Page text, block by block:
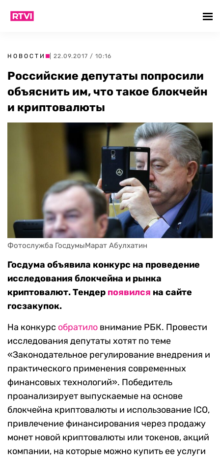
НОВОСТИ | 22.09.2017 / 10:16
Российские депутаты попросили
объяснить им, что такое блокчейн
и криптовалюты
Фотослужба ГосдумыМарат Абулхатин
Госдума объявила конкурс на проведение
исследования блокчейна и рынка
криптовалют. Тендер появился на сайте
госзакупок.
На конкурс обратило внимание РБК. Провести
исследования депутаты хотят по теме
«Законодательное регулирование внедрения и
практического применения современных
финансовых технологий». Победитель
проанализирует выпускаемые на основе
блокчейна криптовалюты и использование ICO,
привлечение финансирования через продажу
монет новой криптовалюты или токенов, акций
компании, на которые можно купить ее услуги